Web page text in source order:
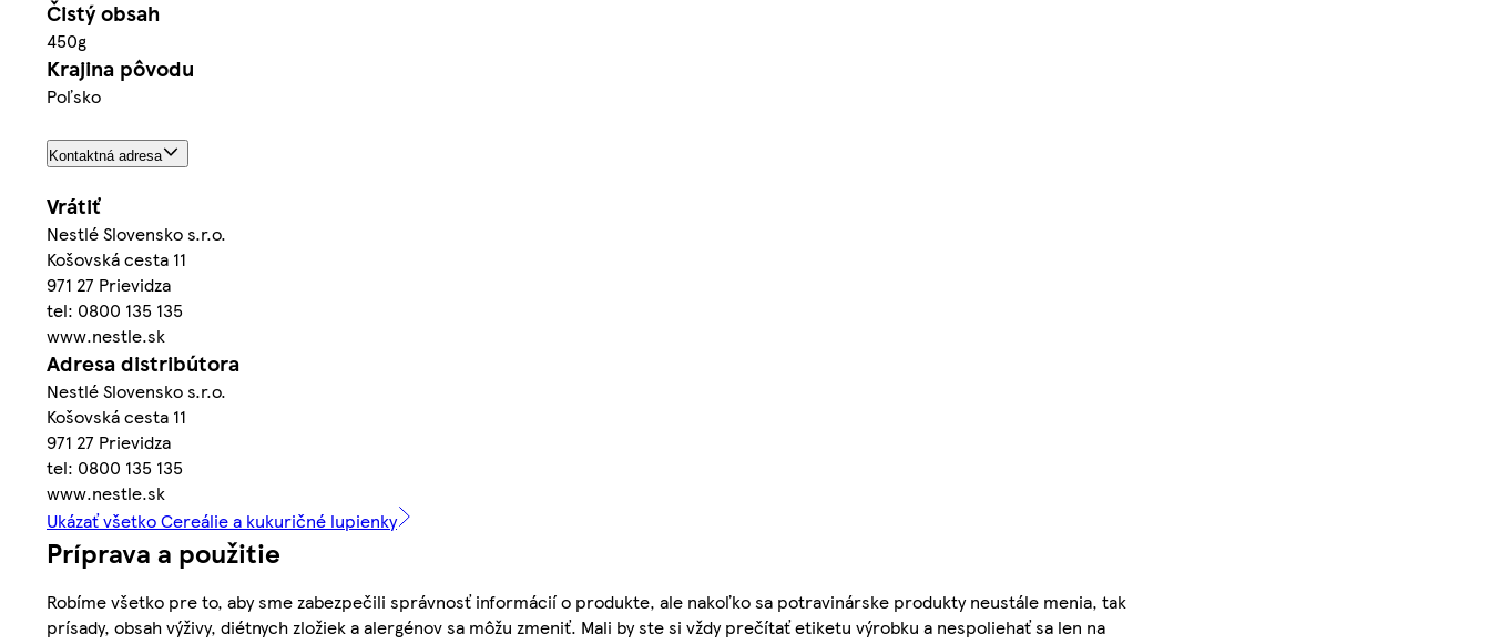
Čistý obsah
450g
Krajina pôvodu
Poľsko
Kontaktná adresa
Vrátiť
Nestlé Slovensko s.r.o.
Košovská cesta 11
971 27 Prievidza
tel: 0800 135 135
www.nestle.sk
Adresa distribútora
Nestlé Slovensko s.r.o.
Košovská cesta 11
971 27 Prievidza
tel: 0800 135 135
www.nestle.sk
Ukázať všetko Cereálie a kukuričné lupienky
Príprava a použitie
Robíme všetko pre to, aby sme zabezpečili správnosť informácií o produkte, ale nakoľko sa potravinárske produkty neustále menia, tak
prísady, obsah výživy, diétnych zložiek a alergénov sa môžu zmeniť. Mali by ste si vždy prečítať etiketu výrobku a nespoliehať sa len na